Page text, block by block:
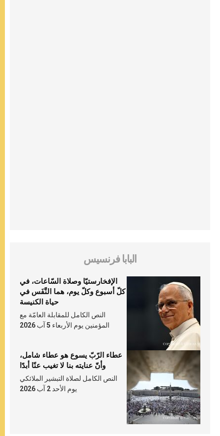
البابا فرنسيس
الإفخارستيّا وصلاة السّاعات، في
كلّ أسبوع وكلّ يوم، هما النَّفَس في
حياة الكنيسة
النص الكامل للمقابلة العامّة مع
المؤمنين يوم الأربعاء 5 آب 2026
عطاء الرّبّ يسوع هو عطاء شامل،
وأنّ عنايته بنا لا تغيب عنّا أبدًا
النص الكامل لصلاة التبشير الملائكي
يوم الأحد 2 آب 2026